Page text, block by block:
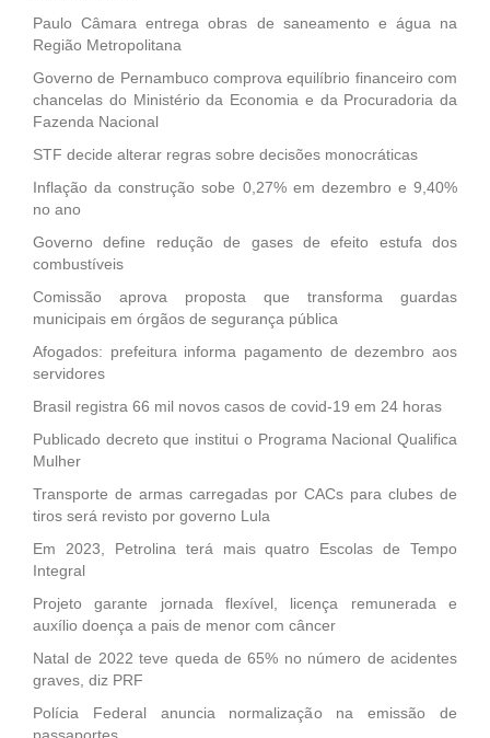
Paulo Câmara entrega obras de saneamento e água na
Região Metropolitana
Governo de Pernambuco comprova equilíbrio financeiro com
chancelas do Ministério da Economia e da Procuradoria da
Fazenda Nacional
STF decide alterar regras sobre decisões monocráticas
Inflação da construção sobe 0,27% em dezembro e 9,40%
no ano
Governo define redução de gases de efeito estufa dos
combustíveis
Comissão aprova proposta que transforma guardas
municipais em órgãos de segurança pública
Afogados: prefeitura informa pagamento de dezembro aos
servidores
Brasil registra 66 mil novos casos de covid-19 em 24 horas
Publicado decreto que institui o Programa Nacional Qualifica
Mulher
Transporte de armas carregadas por CACs para clubes de
tiros será revisto por governo Lula
Em 2023, Petrolina terá mais quatro Escolas de Tempo
Integral
Projeto garante jornada flexível, licença remunerada e
auxílio doença a pais de menor com câncer
Natal de 2022 teve queda de 65% no número de acidentes
graves, diz PRF
Polícia Federal anuncia normalização na emissão de